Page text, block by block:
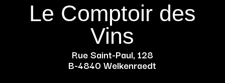
Le Comptoir des
Vins
Rue Saint-Paul, 128
B-4840 Welkenraedt